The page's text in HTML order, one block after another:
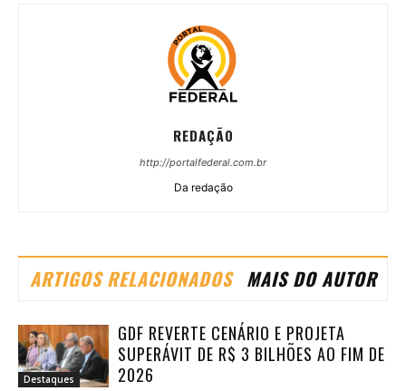
REDAÇÃO
http://portalfederal.com.br
Da redação
ARTIGOS RELACIONADOS MAIS DO AUTOR
Destaques
GDF REVERTE CENÁRIO E PROJETA
SUPERÁVIT DE R$ 3 BILHÕES AO FIM DE
2026